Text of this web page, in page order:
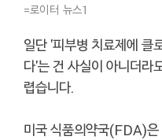
=로이터 뉴스1
일단 '피부병 치료제에 클
다'는 건 사실이 아니더라
렵습니다.
미국 식품의약국(FDA)